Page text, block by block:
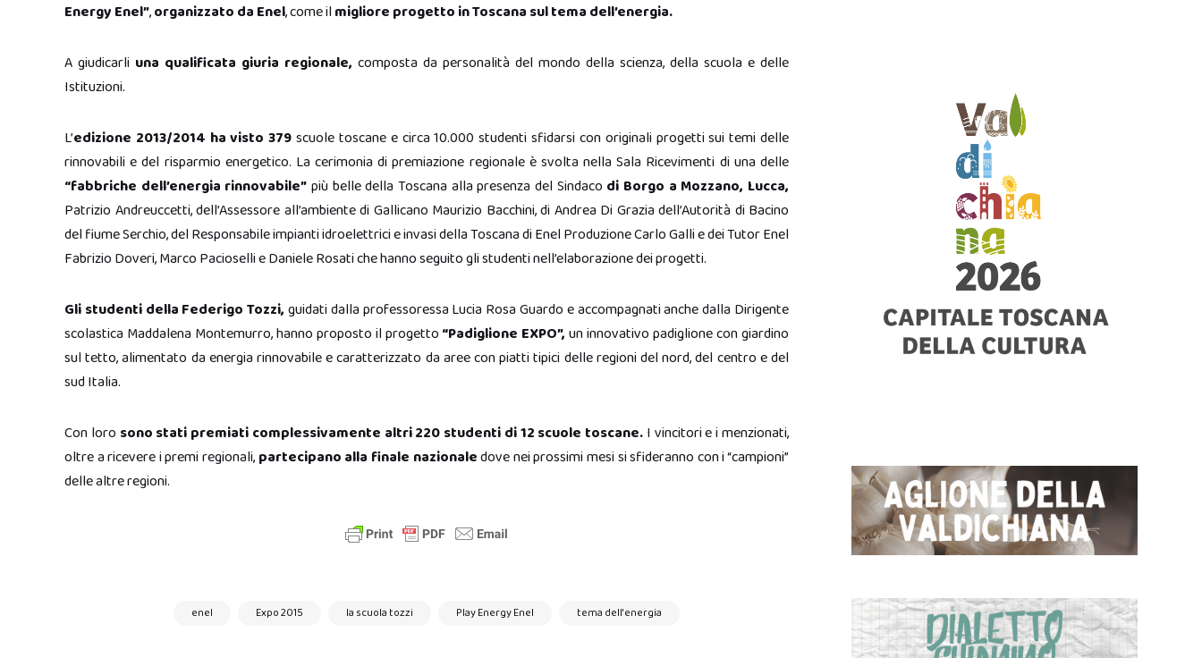
Energy Enel”,organizzato da Enel, come il migliore progetto in Toscana sul tema dell’energia.
A giudicarli una qualificata giuria regionale, composta da personalità del mondo della scienza, della scuola e delle
Istituzioni.
L’edizione 2013/2014 ha visto 379 scuole toscane e circa 10.000 studenti sfidarsi con originali progetti sui temi delle
rinnovabili e del risparmio energetico. La cerimonia di premiazione regionale è svolta nella Sala Ricevimenti di una delle
“fabbriche dell’energia rinnovabile” più belle della Toscana alla presenza del Sindaco di Borgo a Mozzano, Lucca,
Patrizio Andreuccetti, dell’Assessore all’ambiente di Gallicano Maurizio Bacchini, di Andrea Di Grazia dell’Autorità di Bacino
del fiume Serchio, del Responsabile impianti idroelettrici e invasi della Toscana di Enel Produzione Carlo Galli e dei Tutor Enel
Fabrizio Doveri, Marco Pacioselli e Daniele Rosati che hanno seguito gli studenti nell’elaborazione dei progetti.
Gli studenti della Federigo Tozzi, guidati dalla professoressa Lucia Rosa Guardo e accompagnati anche dalla Dirigente
scolastica Maddalena Montemurro, hanno proposto il progetto “Padiglione EXPO”, un innovativo padiglione con giardino
sul tetto, alimentato da energia rinnovabile e caratterizzato da aree con piatti tipici delle regioni del nord, del centro e del
sud Italia.
Con loro sono stati premiati complessivamente altri 220 studenti di 12 scuole toscane. I vincitori e i menzionati,
oltre a ricevere i premi regionali, partecipano alla finale nazionaledove nei prossimi mesi si sfideranno con i “campioni”
delle altre regioni.
enel Expo 2015 la scuola tozzi Play Energy Enel tema dell'energia